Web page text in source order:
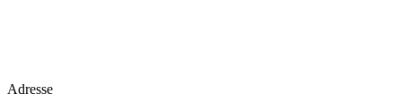
Adresse